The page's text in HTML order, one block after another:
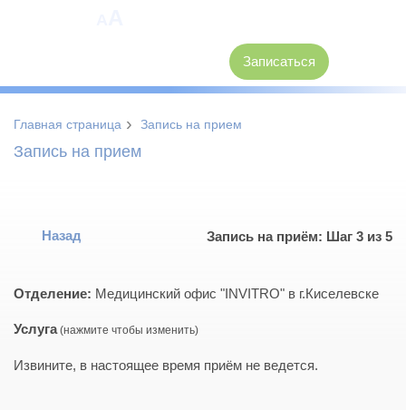
Записаться
Главная страница › Запись на прием
Запись на прием
Назад Запись на приём: Шаг 3 из 5
Отделение: Медицинский офис "INVITRO" в г.Киселевске
Услуга
Извините, в настоящее время приём не ведется.